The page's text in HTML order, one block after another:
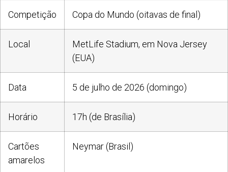
Competição Copa do Mundo (oitavas de final)
Local
MetLife Stadium, em Nova Jersey
(EUA)
Data 5 de julho de 2026 (domingo)
Horário 17h (de Brasília)
Cartões
amarelos
Neymar (Brasil)